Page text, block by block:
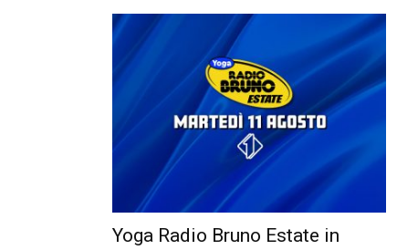
Yoga Radio Bruno Estate in